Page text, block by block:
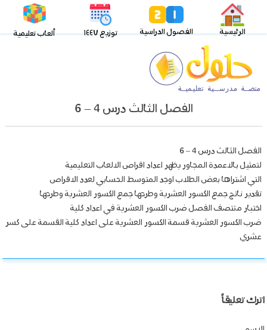
الرئيسية الفصول الدراسية توزيع ١٤٤٧ ألعاب تعليمية
الفصل الثالث درس 4 – 6
الفصل الثالث درس 4 – 6
لتمثيل بالاعمدة المجاور يظهر اعداد اقراص الالعاب التعليمية
التي اشتراها بعض الطلاب اوجد المتوسط الحسابي لعدد الاقراص
تقدير ناتج جمع الكسور العشرية وطرحها جمع الكسور العشرية وطرحها
اختبار منتصف الفصل ضرب الكسور العشرية في اعداد كلية
ضرب الكسور العشرية قسمة الكسور العشرية على اعداد كلية القسمة على كسر
عشري
اترك تعليقاً